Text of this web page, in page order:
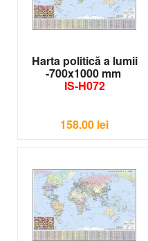
Harta politică a lumii
-700x1000 mm
IS-H072
158.00 lei